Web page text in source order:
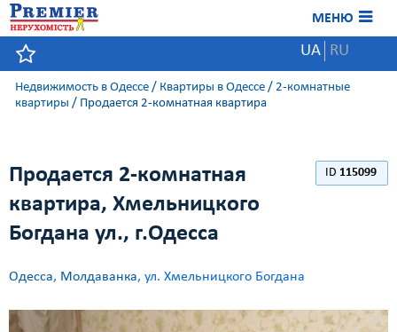
МЕНЮ
UA RU
Недвижимость в Одессе / Квартиры в Одессе / 2-комнатные
квартиры / Продается 2-комнатная квартира
Продается 2-комнатная
квартира, Хмельницкого
Богдана ул., г.Одесса
Одесса, Молдаванка, ул. Хмельницкого Богдана
ID 115099